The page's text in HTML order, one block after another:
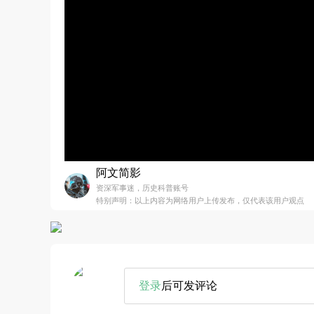
阿文简影
资深军事迷，历史科普账号
特别声明：以上内容为网络用户上传发布，仅代表该用户观点
登录后可发评论